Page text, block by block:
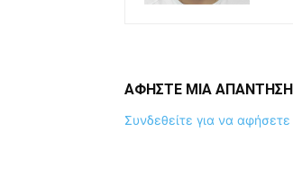
ΑΦΗΣΤΕ ΜΙΑ ΑΠΑΝΤΗΣΗ
Συνδεθείτε για να